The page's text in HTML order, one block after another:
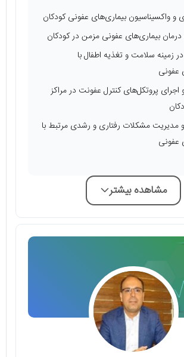
و واکسیناسیون بیماری‌های عفونی کودکان
بیماری‌های عفونی مزمن در کودکان
زمینه سلامت و تغذیه اطفال با
عفونی
پروتکل‌های کنترل عفونت در مراکز
و مدیریت مشکلات رفتاری و رشدی مرتبط با
عفونی
مشاهده بیشتر